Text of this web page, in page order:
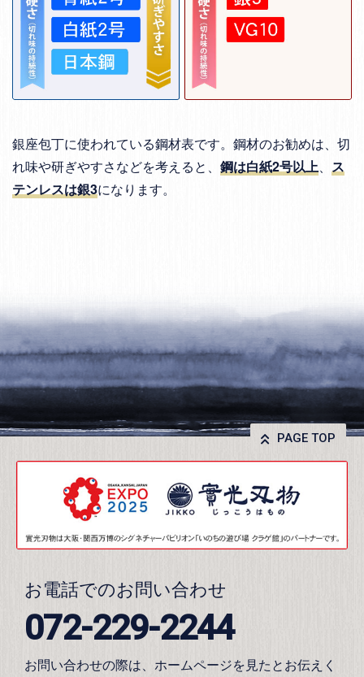
銀座包丁に使われている鋼材表です。鋼材のお勧めは、切
れ味や研ぎやすさなどを考えると、 鋼は白紙2号以上、 ス
テンレスは銀3になります。
PAGE TOP
お電話でのお問い合わせ
072-229-2244
お問い合わせの際は、ホームページを見たとお伝えく